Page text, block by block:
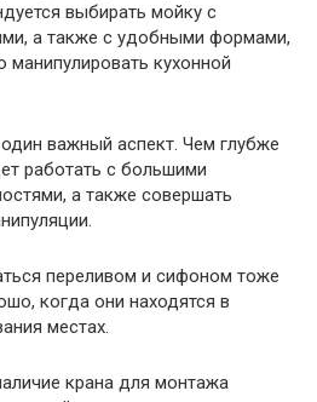
выбирать мойку с
а также с удобными формами,
манипулировать кухонной
важный аспект. Чем глубже
работать с большими
а также совершать
переливом и сифоном тоже
когда они находятся в
местах.
крана для монтажа